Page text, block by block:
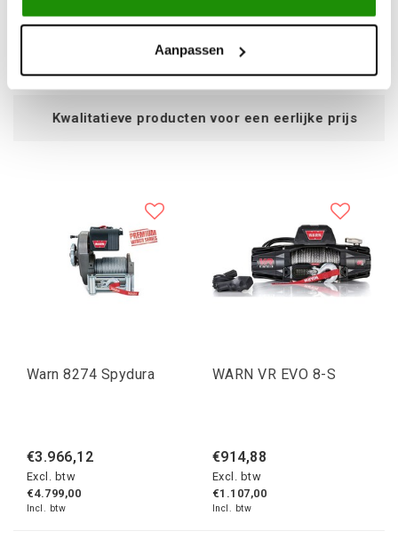
Aanpassen
Excl. btw
Excl. btw
€260,00
Incl. btw
voor een eerlijke prijs
Warn 8274 Spydura
€3.966,12
Excl. btw
€4.799,00
Incl. btw
WARN VR EVO 8-S
€914,88
Excl. btw
€1.107,00
Incl. btw